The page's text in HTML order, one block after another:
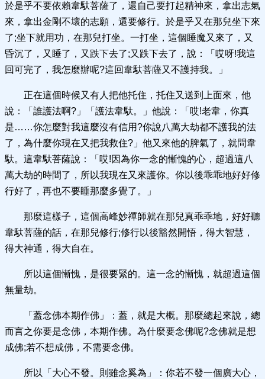
於是乎不要依賴韋馱菩薩了，還自己要打起精神來，拿出志氣
來，拿出金剛不壞的志願，還要修行。於是乎又在那兒坐下來
了;坐下就用功，在那兒打坐。一打坐，這個睡魔又來了，又
昏沉了，又睡了，又跌下去了;又跌下去了，說：「哎呀!我這
回可完了，我怎麼辦呢?這回韋馱菩薩又不護持我。」
正在這個時候又有人把他托住，托住又送到上面來，他
說：「誰護法啊?」「護法韋馱。」他說：「哎!老韋，你真
是……你怎麼對我這麼沒有信用?你說八萬大劫都不護我的法
了，為什麼你現在又把我救住?」他又來他的脾氣了，就問韋
馱。這韋馱菩薩說：「哎!因為你一念的慚愧的心，超過這八
萬大劫的時間了，所以我現在又來護你。你以後乖乖地好好修
行好了，再也不要睡那麼多覺了。」
那麼這樣子，這個高峰妙禪師就在那兒真乖乖地，好好聽
韋馱菩薩的話，在那兒修行;修行以後豁然開悟，得大智慧，
得大神通，得大自在。
所以這個慚愧，是很要緊的。這一念的慚愧，就超過這個
無量劫。
「蓋念佛本期作佛」：蓋，就是大概。那麼總起來說，總
而言之你要是念佛，本期作佛。為什麼要念佛呢?念佛就是想
成佛;若不想成佛，不需要念佛。
所以「大心不發。則雖念奚為」：你若不發一個廣大心，